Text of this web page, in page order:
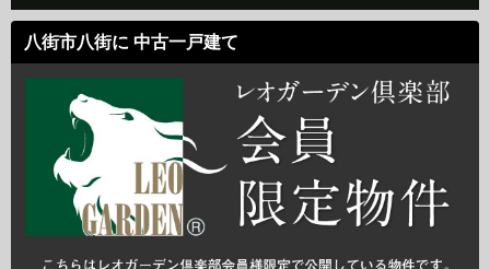
八街市八街に 中古一戸建て